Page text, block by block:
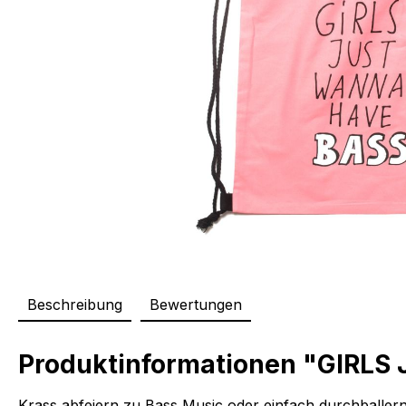
Beschreibung Bewertungen
Produktinformationen "GIRLS